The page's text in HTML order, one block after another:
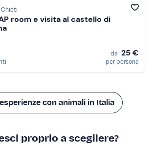
Chieti
room e visita al castello di
da 25 €
per persona
con animali in Italia
proprio a scegliere?